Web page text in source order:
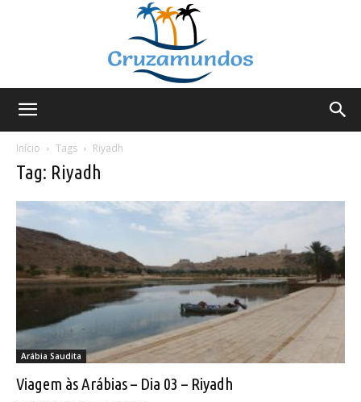
Início
Tags Riyadh
Tag: Riyadh
Arábia Saudita
Viagem às Arábias – Dia 03 – Riyadh